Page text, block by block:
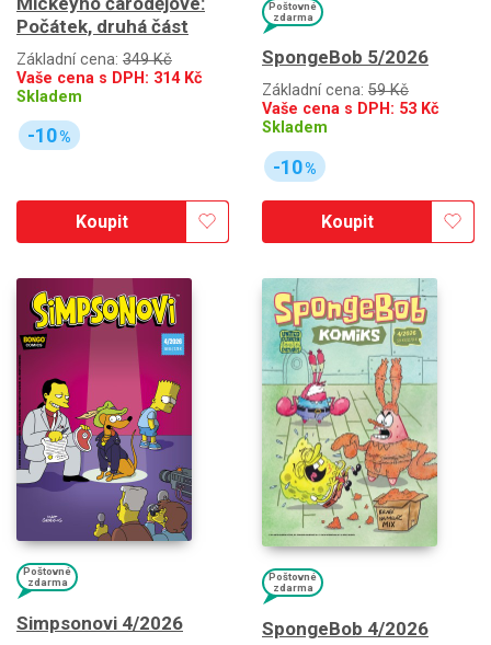
Počátek, druhá část
Základní cena: 349 Kč
Vaše cena s DPH: 314Kč
Skladem
-10%
Koupit
Poštovné
zdarma
SpongeBob 5/2026
Základní cena: 59 Kč
Vaše cena s DPH: 53 Kč
Skladem
-10%
Koupit
Poštovné
zdarma
Simpsonovi 4/2026
Poštovné
zdarma
SpongeBob 4/2026